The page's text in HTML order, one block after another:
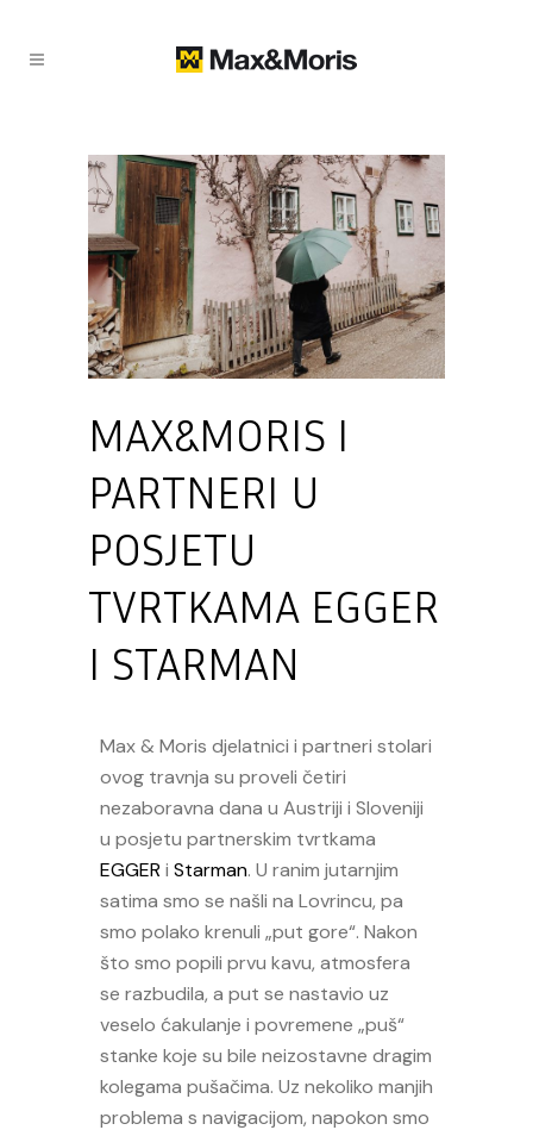
MAX&MORIS I
PARTNERI U
POSJETU
TVRTKAMA EGGER
I STARMAN
Max & Moris djelatnici i partneri stolari
ovog travnja su proveli četiri
nezaboravna dana u Austriji i Sloveniji
u posjetu partnerskim tvrtkama
EGGER i Starman. U ranim jutarnjim
satima smo se našli na Lovrincu, pa
smo polako krenuli „put gore“. Nakon
što smo popili prvu kavu, atmosfera
se razbudila, a put se nastavio uz
veselo ćakulanje i povremene „puš“
stanke koje su bile neizostavne dragim
kolegama pušačima. Uz nekoliko manjih
problema s navigacijom, napokon smo